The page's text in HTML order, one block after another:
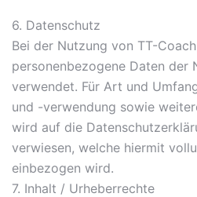
6. Datenschutz
Bei der Nutzung von TT-
personenbezogene Daten der
verwendet. Für Art und
und -verwendung sowie
wird auf die
verwiesen, welche hiermit
einbezogen wird.
7. Inhalt / Urheberrechte